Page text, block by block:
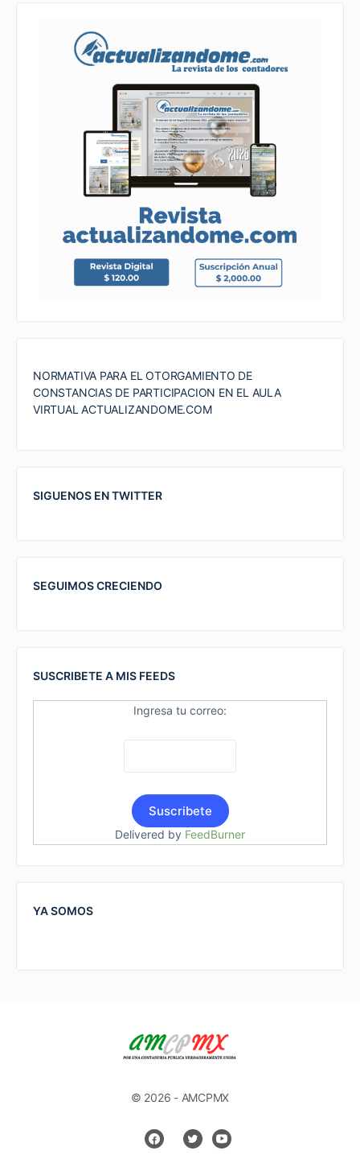
NORMATIVA PARA EL OTORGAMIENTO DE
CONSTANCIAS DE PARTICIPACION EN EL AULA
VIRTUAL ACTUALIZANDOME.COM
SIGUENOS EN TWITTER
SEGUIMOS CRECIENDO
SUSCRIBETE A MIS FEEDS
Ingresa tu correo:
Delivered by FeedBurner
YA SOMOS
© 2026 - AMCPMX